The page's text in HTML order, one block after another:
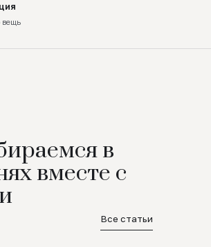
вещь
в
вместе с
Все статьи